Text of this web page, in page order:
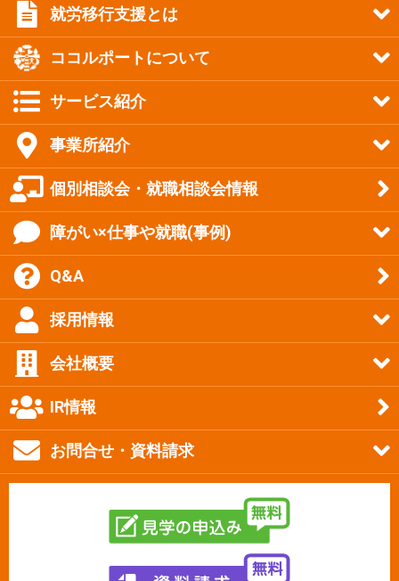
就労移行支援とは
ココルポートについて
サービス紹介
事業所紹介
個別相談会・就職相談会情報
障がい×仕事や就職(事例)
Q&A
採用情報
会社概要
IR情報
お問合せ・資料請求